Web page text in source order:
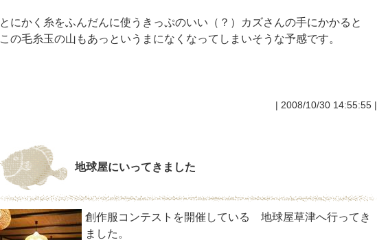
とにかく糸をふんだんに使うきっぷのいい（？）カズさんの手にかかると
この毛糸玉の山もあっというまになくなってしまいそうな予感です。
| 2008/10/30 14:55:55 |
地球屋にいってきました
創作服コンテストを開催している 地球屋草津へ行ってき
ました。